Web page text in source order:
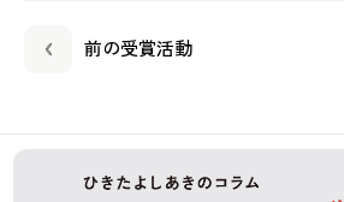
前の受賞活動